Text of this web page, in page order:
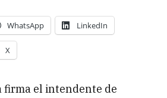
WhatsApp LinkedIn
X
firma el intendente de